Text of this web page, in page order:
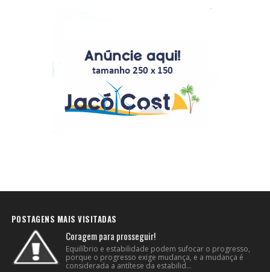
POSTAGENS MAIS VISITADAS
Coragem para prosseguir!
Equilíbrio e estabilidade podem sufocar o progresso,
porque o progresso exige mudança, e a mudança é
considerada a antítese da estabilid...